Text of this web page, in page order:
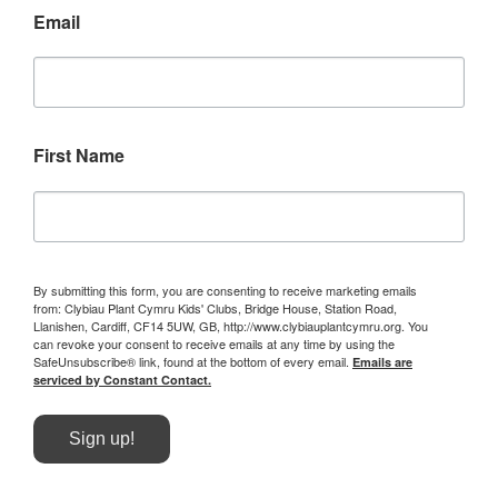
Email
First Name
By submitting this form, you are consenting to receive marketing emails
from: Clybiau Plant Cymru Kids' Clubs, Bridge House, Station Road,
Llanishen, Cardiff, CF14 5UW, GB, http://www.clybiauplantcymru.org. You
can revoke your consent to receive emails at any time by using the
SafeUnsubscribe® link, found at the bottom of every email. Emails are
serviced by Constant Contact.
Sign up!